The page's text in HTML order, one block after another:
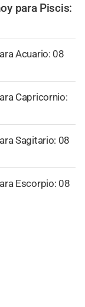
para Piscis:
Acuario: 08
Capricornio:
Sagitario: 08
Escorpio: 08